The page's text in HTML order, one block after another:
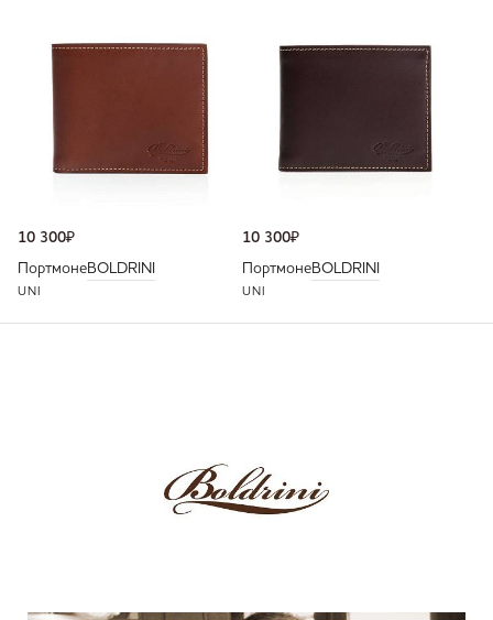
10 300₽
ПортмонеBOLDRINI
UNI
10 300₽
ПортмонеBOLDRINI
UNI